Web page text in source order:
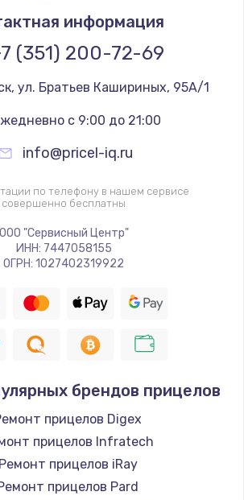
информация
(351) 200-72-69
, ул. Братьев Кашириных, 95А/1
с 9:00 до 21:00
info@pricel-iq.ru
по телефону в нашем сервисе
совершенно бесплатны
ООО "Сервисный Центр"
ИНН: 7447058155
ОГРН: 1027402319922
брендов прицелов
прицелов Digex
прицелов Infratech
Ремонт прицелов iRay
прицелов Pard